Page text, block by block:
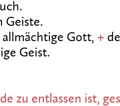
Geiste.
allmächtige Gott, +
Geist.
zu entlassen ist,